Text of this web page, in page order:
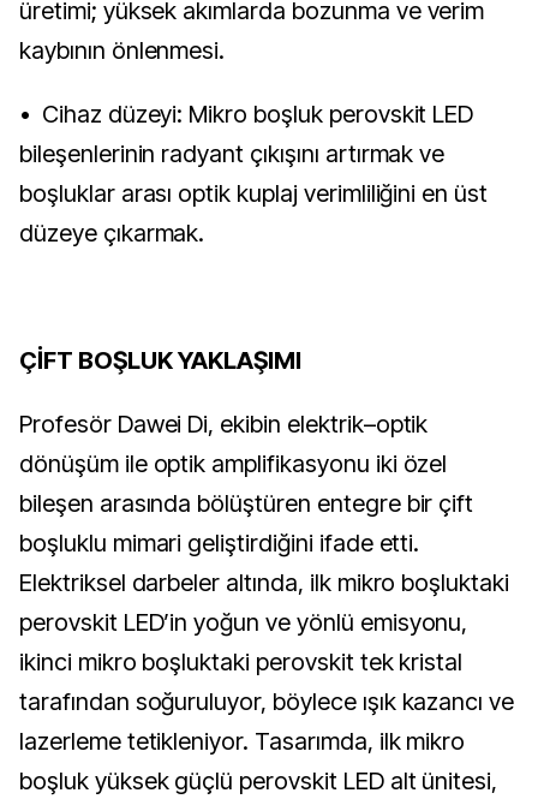
üretimi; yüksek akımlarda bozunma ve verim
kaybının önlenmesi.
• Cihaz düzeyi: Mikro boşluk perovskit LED
bileşenlerinin radyant çıkışını artırmak ve
boşluklar arası optik kuplaj verimliliğini en üst
düzeye çıkarmak.
ÇİFT BOŞLUK YAKLAŞIMI
Profesör Dawei Di, ekibin elektrik–optik
dönüşüm ile optik amplifikasyonu iki özel
bileşen arasında bölüştüren entegre bir çift
boşluklu mimari geliştirdiğini ifade etti.
Elektriksel darbeler altında, ilk mikro boşluktaki
perovskit LED’in yoğun ve yönlü emisyonu,
ikinci mikro boşluktaki perovskit tek kristal
tarafından soğuruluyor, böylece ışık kazancı ve
lazerleme tetikleniyor. Tasarımda, ilk mikro
boşluk yüksek güçlü perovskit LED alt ünitesi,